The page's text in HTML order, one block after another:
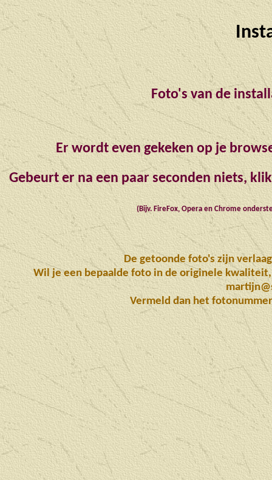
Foto's van de
Er wordt even gekeken op je
Gebeurt er na een paar seconden niets,
(Bijv. FireFox, Opera en Chrome
De getoonde foto's zijn
Wil je een bepaalde foto in de originele
Vermeld dan het